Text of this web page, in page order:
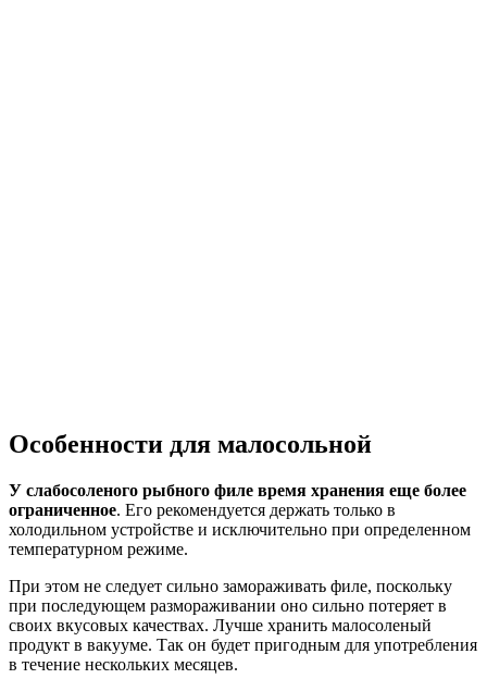
Особенности для малосольной
У слабосоленого рыбного филе время хранения еще более
ограниченное. Его рекомендуется держать только в
холодильном устройстве и исключительно при определенном
температурном режиме.
При этом не следует сильно замораживать филе, поскольку
при последующем размораживании оно сильно потеряет в
своих вкусовых качествах. Лучше хранить малосоленый
продукт в вакууме. Так он будет пригодным для употребления
в течение нескольких месяцев.